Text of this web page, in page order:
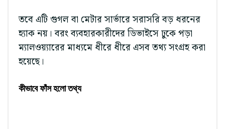
তবে এটি গুগল বা মেটার সার্ভারে সরাসরি বড় ধরনের
হ্যাক নয়। বরং ব্যবহারকারীদের ডিভাইসে ঢুকে পড়া
ম্যালওয়্যারের মাধ্যমে ধীরে ধীরে এসব তথ্য সংগ্রহ করা
হয়েছে।
কীভাবে ফাঁস হলো তথ্য